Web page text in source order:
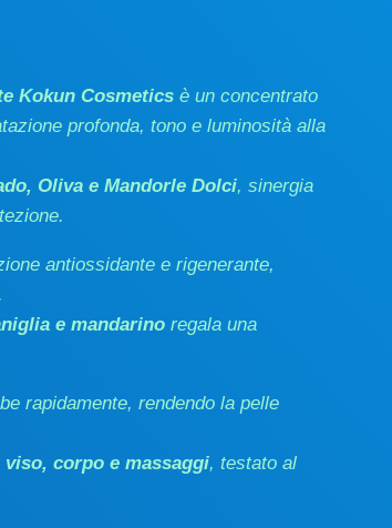
Kokun Cosmeticsè un concentrato
profonda, tono e luminosità alla
Oliva e Mandorle Dolci, sinergia
antiossidante e rigenerante,
e mandarinoregala una
rapidamente, rendendo la pelle
viso, corpo e massaggi, testato al